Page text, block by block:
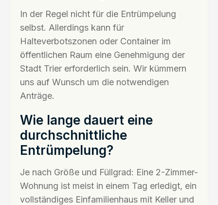
In der Regel nicht für die Entrümpelung
selbst. Allerdings kann für
Halteverbotszonen oder Container im
öffentlichen Raum eine Genehmigung der
Stadt Trier erforderlich sein. Wir kümmern
uns auf Wunsch um die notwendigen
Anträge.
Wie lange dauert eine
durchschnittliche
Entrümpelung?
Je nach Größe und Füllgrad: Eine 2-Zimmer-
Wohnung ist meist in einem Tag erledigt, ein
vollständiges Einfamilienhaus mit Keller und